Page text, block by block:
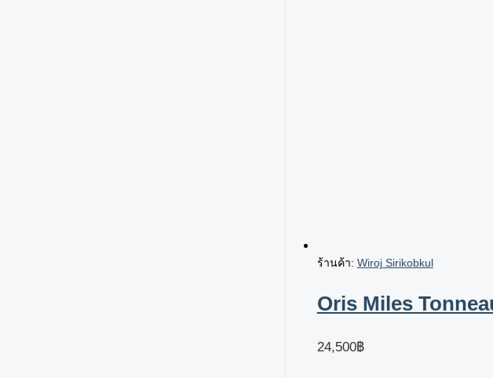
ร้านค้า: Wiroj Sirikobkul
Oris Miles
24,500฿